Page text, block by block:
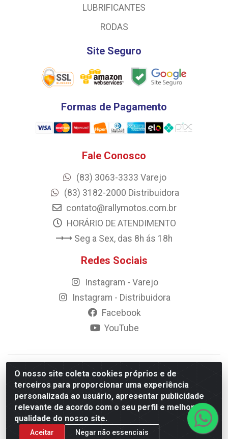
O nosso site coleta cookies próprios e de
terceiros para proporcionar uma experiência
personalizada ao usuário, apresentar publicidade
relevante de acordo com o seu perfil e melhorar a
qualidade do nosso site.
Aceitar Negar não essenciais
LUBRIFICANTES
RODAS
Site Seguro
Formas de Pagamento
Fale Conosco
(83) 3063-3333 Varejo
(83) 3182-2000 Distribuidora
contato@rallymotos.com.br
HORÁRIO DE ATENDIMENTO
Seg a Sex, das 8h ás 18h
Redes Sociais
Instagram - Varejo
Instagram - Distribuidora
Facebook
YouTube
© 2023 Rally Motos - todos os direitos reservados.
Razão Social: Rally motos distribuidora, importadora e
transportadora de peças LTDA - CNPJ 09.262.859/0001-43 -
Rua Vigário Calixto 2900 - Catolé, Campina Grande/PB